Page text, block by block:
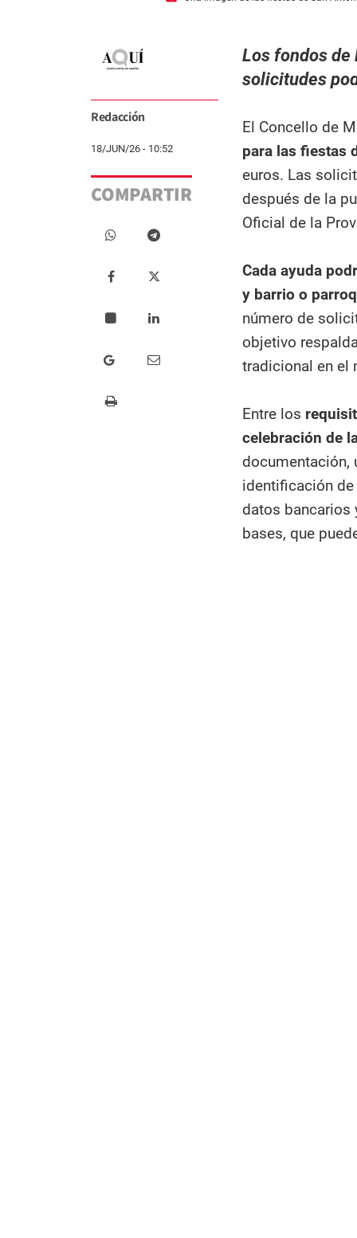
Redacción
18/JUN/26 - 10:52
COMPARTIR
Los fondos de
solicitudes
El Concello de
para las fiestas
euros. Las
después de la
Oficial de la
Cada ayuda
y barrio o
número de
objetivo
tradicional en el
Entre los
celebración de
documentación,
identificación
datos bancarios
bases, que